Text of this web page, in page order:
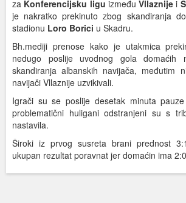
za Konferencijsku ligu između Vllaznijei
je nakratko prekinuto zbog skandiranja
stadionu Loro Borici u Skadru.
Bh.mediji prenose kako je utakmica
nedugo poslije uvodnog gola domaćih
skandiranja albanskih navijača, međutim
navijači Vllaznije uzvikivali.
Igrači su se poslije desetak minuta
problematični huligani odstranjeni su s
nastavila.
Široki iz prvog susreta brani prednost
ukupan rezultat poravnat jer domaćin ima